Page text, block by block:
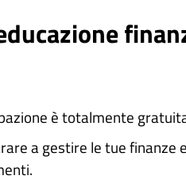
è totalmente
a gestire le tue finanze